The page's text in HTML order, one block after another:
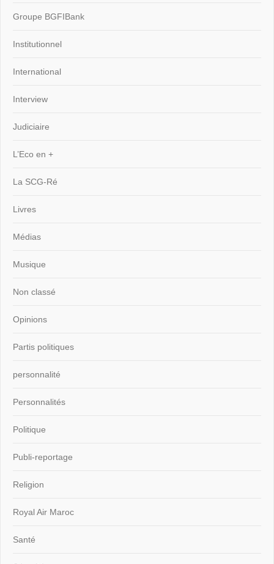
Groupe BGFIBank
Institutionnel
International
Interview
Judiciaire
L’Eco en +
La SCG-Ré
Livres
Médias
Musique
Non classé
Opinions
Partis politiques
personnalité
Personnalités
Politique
Publi-reportage
Religion
Royal Air Maroc
Santé